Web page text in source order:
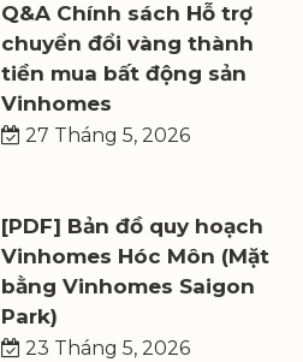
Q&A Chính sách Hỗ trợ
chuyển đổi vàng thành
tiền mua bất động sản
Vinhomes
27 Tháng 5, 2026
[PDF] Bản đồ quy hoạch
Vinhomes Hóc Môn (Mặt
bằng Vinhomes Saigon
Park)
23 Tháng 5, 2026